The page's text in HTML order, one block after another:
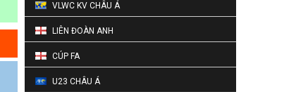
VLWC KV CHÂU Á
LIÊN ĐOÀN ANH
CÚP FA
U23 CHÂU Á